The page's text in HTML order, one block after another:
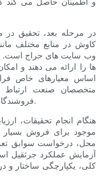
در مرحله بعد، تحقیق
کاوش در منابع مختلف
وب سایت های حراج است.
ها را ارائه می دهند و
اساس معیارهای خاص
متخصصان صنعت ارتباط
فروشندگان و فروشندگان معتبر در بازار جستجو کنید.
هنگام انجام تحقیقات،
موجود برای فروش
محل، درخواست سوابق
آزمایش عملکرد جرثقیل
کلی، یکپارچگی ساختار